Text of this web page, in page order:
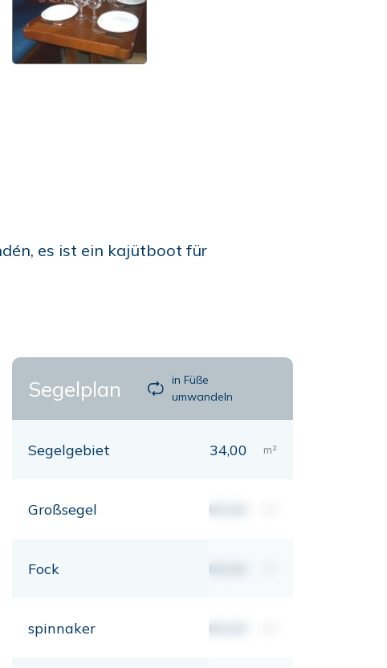
es ist ein kajütboot für
Segelplan
in Füße
umwandeln
Segelgebiet 34,00 m²
Großsegel 00,00
Fock 00,00
spinnaker 00,00